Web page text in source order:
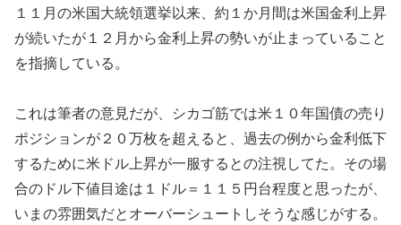
１１月の米国大統領選挙以来、約１か月間は米国金利上昇
が続いたが１２月から金利上昇の勢いが止まっていること
を指摘している。
これは筆者の意見だが、シカゴ筋では米１０年国債の売り
ポジションが２０万枚を超えると、過去の例から金利低下
するために米ドル上昇が一服するとの注視してた。その場
合のドル下値目途は１ドル＝１１５円台程度と思ったが、
いまの雰囲気だとオーバーシュートしそうな感じがする。